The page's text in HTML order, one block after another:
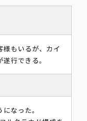
様もいるが、カイ
行できる。
なった。